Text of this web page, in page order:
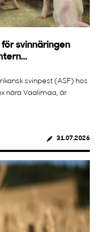
svinnäringen
svinpest (ASF) hos
nära Vaalimaa, är
31.07.2026